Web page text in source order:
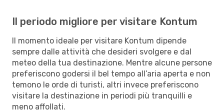
Il periodo migliore per visitare Kontum
Il momento ideale per visitare Kontum dipende
sempre dalle attività che desideri svolgere e dal
meteo della tua destinazione. Mentre alcune persone
preferiscono godersi il bel tempo all’aria aperta e non
temono le orde di turisti, altri invece preferiscono
visitare la destinazione in periodi più tranquilli e
meno affollati.